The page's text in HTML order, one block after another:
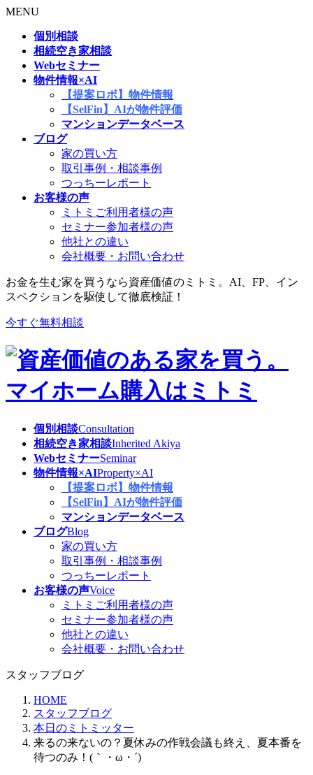
MENU
個別相談
相続空き家相談
Webセミナー
物件情報×AI
【提案ロボ】物件情報
【SelFin】AIが物件評価
マンションデータベース
ブログ
家の買い方
取引事例・相談事例
つっちーレポート
お客様の声
ミトミご利用者様の声
セミナー参加者様の声
他社との違い
会社概要・お問い合わせ
お金を生む家を買うなら資産価値のミトミ。AI、FP、イン
スペクションを駆使して徹底検証！
今すぐ無料相談
個別相談Consultation
相続空き家相談Inherited Akiya
WebセミナーSeminar
物件情報×AIProperty×AI
【提案ロボ】物件情報
【SelFin】AIが物件評価
マンションデータベース
ブログBlog
家の買い方
取引事例・相談事例
つっちーレポート
お客様の声Voice
ミトミご利用者様の声
セミナー参加者様の声
他社との違い
会社概要・お問い合わせ
スタッフブログ
HOME
スタッフブログ
本日のミトミッター
来るの来ないの？夏休みの作戦会議も終え、夏本番を
待つのみ！(｀・ω・´)